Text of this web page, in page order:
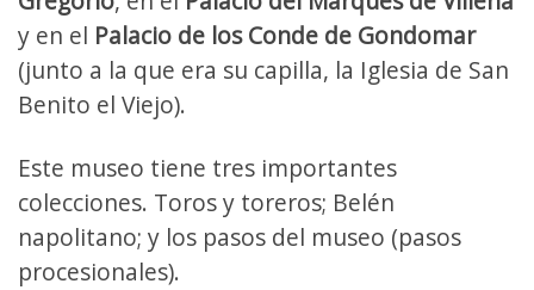
y en el Palacio de los Conde de Gondomar
(junto a la que era su capilla, la Iglesia de San
Benito el Viejo).
Este museo tiene tres importantes
colecciones. Toros y toreros; Belén
napolitano; y los pasos del museo (pasos
procesionales).